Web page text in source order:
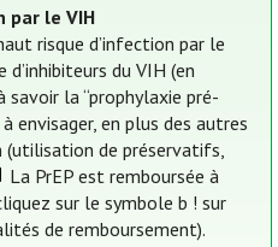
par le VIH
risque d’infection par le
du VIH (en
savoir la “prophylaxie pré-
envisager, en plus des autres
(utilisation de préservatifs,
La PrEP est remboursée à
sur le symbole b ! sur
de remboursement).